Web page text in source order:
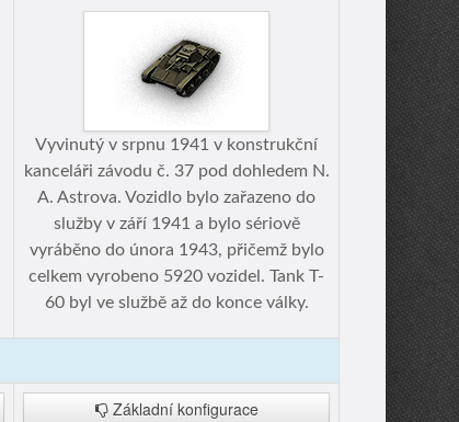
Vyvinutý v srpnu 1941 v konstrukční
kanceláři závodu č. 37 pod dohledem N.
A. Astrova. Vozidlo bylo zařazeno do
služby v září 1941 a bylo sériově
vyráběno do února 1943, přičemž bylo
celkem vyrobeno 5920 vozidel. Tank T-
60 byl ve službě až do konce války.
Základní konfigurace